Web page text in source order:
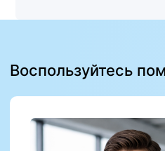
Воспользуйтесь